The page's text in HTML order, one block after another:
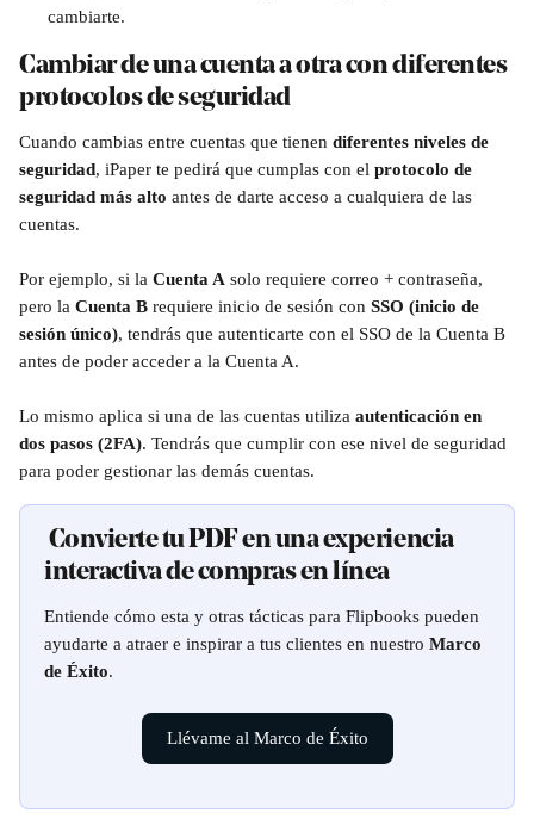
cambiarte.
Cambiar de una cuenta a otra con diferentes
protocolos de seguridad
Cuando cambias entre cuentas que tienen diferentes niveles de
seguridad, iPaper te pedirá que cumplas con el protocolo de
seguridad más alto antes de darte acceso a cualquiera de las
cuentas.
Por ejemplo, si la Cuenta A solo requiere correo + contraseña,
pero la Cuenta B requiere inicio de sesión con SSO (inicio de
sesión único), tendrás que autenticarte con el SSO de la Cuenta B
antes de poder acceder a la Cuenta A.
Lo mismo aplica si una de las cuentas utiliza autenticación en
dos pasos (2FA). Tendrás que cumplir con ese nivel de seguridad
para poder gestionar las demás cuentas.
Convierte tu PDF en una experiencia
interactiva de compras en línea
Entiende cómo esta y otras tácticas para Flipbooks pueden
ayudarte a atraer e inspirar a tus clientes en nuestro Marco
de Éxito.
Llévame al Marco de Éxito